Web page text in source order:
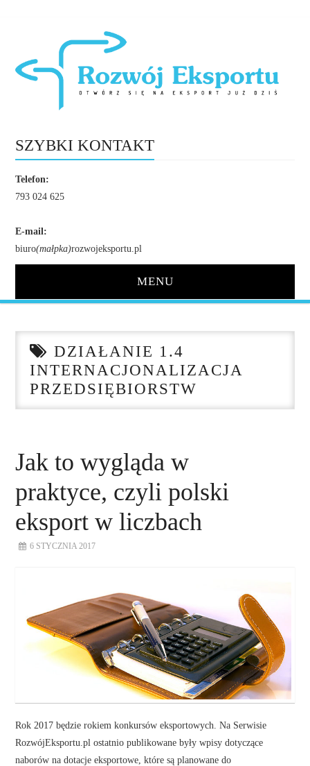
SZYBKI KONTAKT
Telefon:
793 024 625
E-mail:
biuro(małpka)rozwojeksportu.pl
MENU
O NAS
NASZE USŁUGI
PLAN ROZWOJU EKSPORTU
PROEXIO
KONTAKT
DZIAŁANIE 1.4
INTERNACJONALIZACJA
PRZEDSIĘBIORSTW
Jak to wygląda w
praktyce, czyli polski
eksport w liczbach
6 STYCZNIA 2017
Rok 2017 będzie rokiem konkursów eksportowych. Na Serwisie
RozwójEksportu.pl ostatnio publikowane były wpisy dotyczące
naborów na dotacje eksportowe, które są planowane do